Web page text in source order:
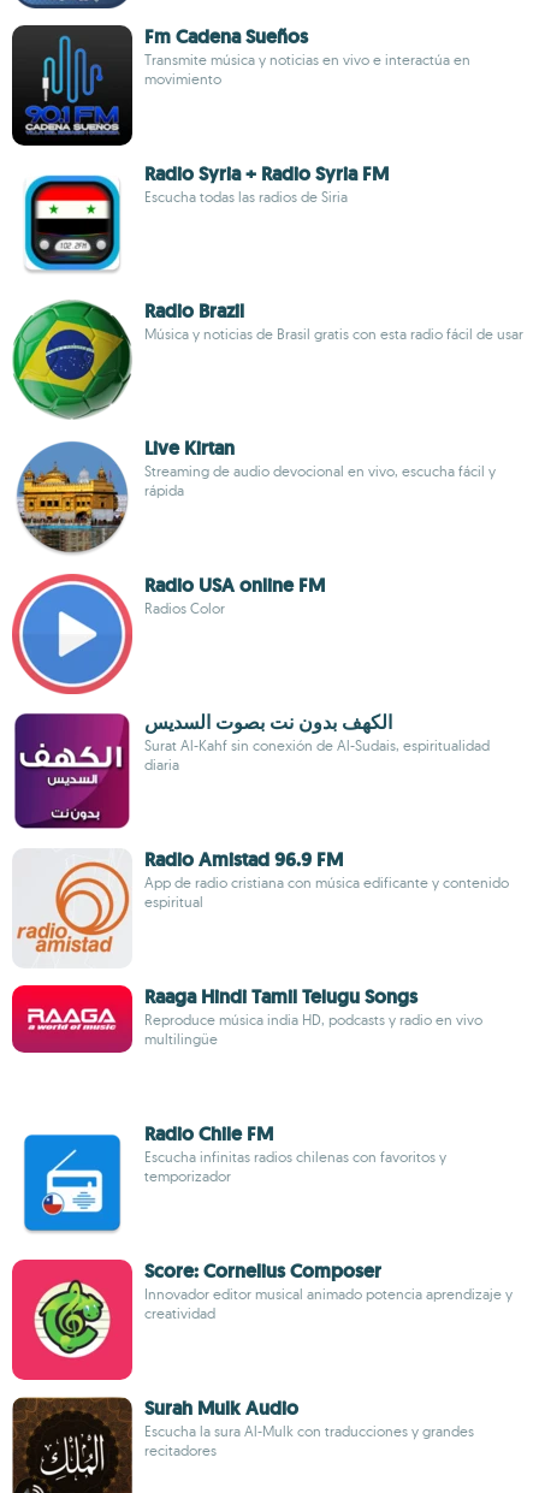
Fm Cadena Sueños
Transmite música y noticias en vivo e interactúa en
movimiento
Radio Syria + Radio Syria FM
Escucha todas las radios de Siria
Radio Brazil
Música y noticias de Brasil gratis con esta radio fácil de usar
Live Kirtan
Streaming de audio devocional en vivo, escucha fácil y
rápida
Radio USA online FM
Radios Color
الكهف بدون نت بصوت السديس
Surat Al-Kahf sin conexión de Al-Sudais, espiritualidad
diaria
Radio Amistad 96.9 FM
App de radio cristiana con música edificante y contenido
espiritual
Raaga Hindi Tamil Telugu Songs
Reproduce música india HD, podcasts y radio en vivo
multilingüe
Radio Chile FM
Escucha infinitas radios chilenas con favoritos y
temporizador
Score: Cornelius Composer
Innovador editor musical animado potencia aprendizaje y
creatividad
Surah Mulk Audio
Escucha la sura Al-Mulk con traducciones y grandes
recitadores